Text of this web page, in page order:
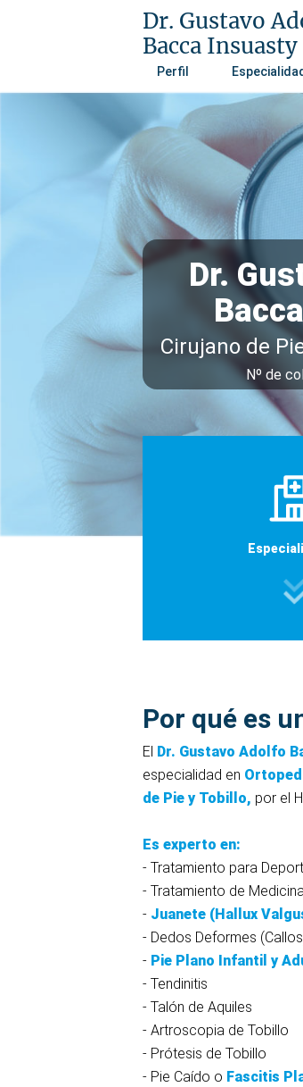
Dr. Gustavo
Bacca Insuasty
Perfil
Dr.
Cirujano de
Nº de
Por qué es
El Dr. Gustavo Adolfo
especialidad en
de Pie y Tobillo, por el
Es experto en:
- Tratamiento para
- Tratamiento de
- Juanete (Hallux
- Dedos Deformes
- Pie Plano Infantil y
- Tendinitis
- Talón de Aquiles
- Artroscopia de Tobillo
- Prótesis de Tobillo
- Pie Caído o Fascitis